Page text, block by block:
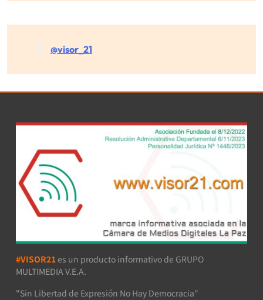
@visor_21
#VISOR21 es un producto informativo de GRUPO
MULTIMEDIA V.E.A.
"Sin Libertad de Expresión No Hay Democracia"